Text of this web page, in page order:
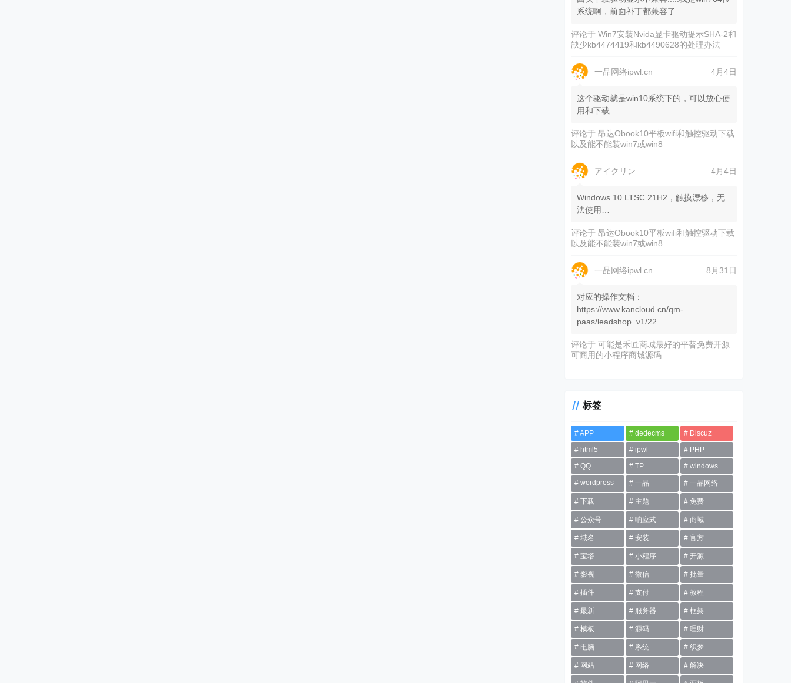
系统啊，前面补丁都兼容了...
评论于Win7安装Nvida显卡驱动提示SHA-2和
缺少kb4474419和kb4490628的处理办法
一品网络ipwl.cn 4月4日
这个驱动就是win10系统下的，可以放心使
用和下载
评论于昂达Obook10平板wifi和触控驱动下载
以及能不能装win7或win8
アイクリン 4月4日
Windows 10 LTSC 21H2，触摸漂移，无
法使用…
评论于昂达Obook10平板wifi和触控驱动下载
以及能不能装win7或win8
一品网络ipwl.cn 8月31日
对应的操作文档：
https://www.kancloud.cn/qm-
paas/leadshop_v1/22...
评论于可能是禾匠商城最好的平替免费开源
可商用的小程序商城源码
标签
APP dedecms
Discuz
html5
ipwl
PHP
QQ
TP
windows
wordpress
一品 一品网络
下载 主题 免费
公众号 响应式 商城
域名 安装 官方
宝塔 小程序 开源
影视 微信 批量
插件 支付 教程
最新 服务器 框架
模板 源码 理财
电脑 系统 织梦
网站 网络 解决